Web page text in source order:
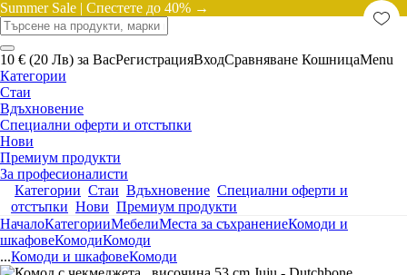
Summer Sale | Спестете до 40% →
10 € (20 Лв) за ВасРегистрацияВходСравняване КошницаMenu
Категории
Стаи
Вдъхновение
Специални оферти и отстъпки
Нови
Премиум продукти
За професионалисти
Категории Стаи Вдъхновение Специални оферти и
отстъпки Нови Премиум продукти
НачалоКатегорииМебелиМеста за съхранениеКомоди и
шкафовеКомодиКомоди
...Комоди и шкафовеКомоди